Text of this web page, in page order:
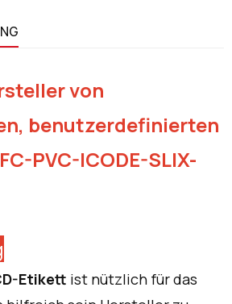
von
benutzerdefinierten
PVC-ICODE-SLIX-
Etikett ist nützlich für das